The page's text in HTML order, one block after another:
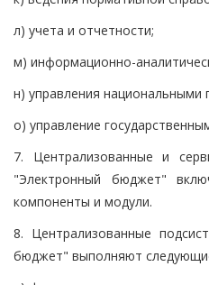
л) учета и отчетности;
м) информационно-
н) управления национальными
о) управление
7. Централизованные и
"Электронный бюджет"
компоненты и модули.
8. Централизованные
бюджет" выполняют